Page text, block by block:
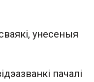
унесеныя
пачалі